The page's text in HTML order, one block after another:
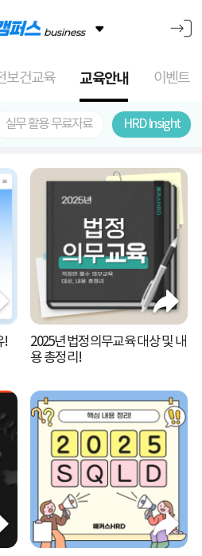
보건교육 교육안내 이벤트
실무 활용 무료자료 HRD Insight
!
2025년 법정의무교육 대상 및 내
용 총정리!